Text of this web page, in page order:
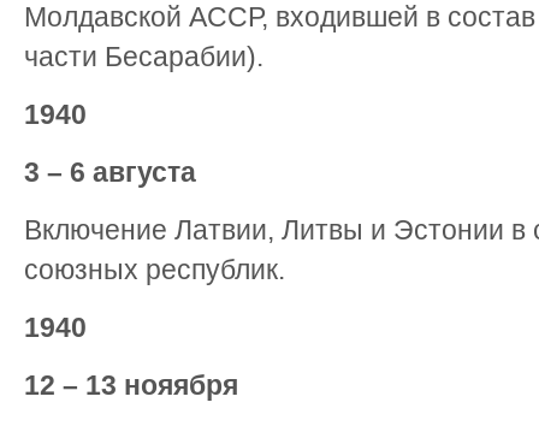
Молдавской АССР, входившей в
части Бесарабии).
1940
3 – 6 августа
Включение Латвии, Литвы и Эстонии в
союзных республик.
1940
12 – 13 нояября